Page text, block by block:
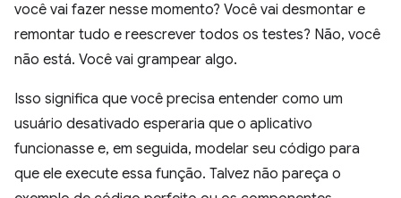
você vai fazer nesse momento? Você vai desmontar e
remontar tudo e reescrever todos os testes? Não, você
não está. Você vai grampear algo.
Isso significa que você precisa entender como um
usuário desativado esperaria que o aplicativo
funcionasse e, em seguida, modelar seu código para
que ele execute essa função. Talvez não pareça o